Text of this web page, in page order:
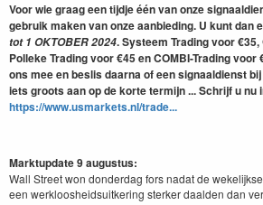
Voor wie graag een tijdje één van onze
gebruik maken van onze aanbieding. U kunt dan
tot1 OKTOBER2024. Systeem Trading voor
Polleke Trading voor €45 en COMBI-Trading
ons mee en beslis daarna of een signaaldienst
iets groots aan op de korte termijn ... Schrijf u nu
https://www.usmarkets.nl/trade...
Marktupdate 9 augustus:
Wall Street won donderdag fors nadat de
een werkloosheidsuitkering sterker daalden dan